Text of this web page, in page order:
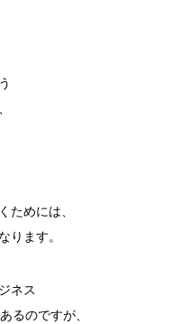
ためには、
ります。
ネス
るのですが、